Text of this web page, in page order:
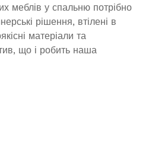
меблів у спальню потрібно
рішення, втілені в
матеріали та
що і робить наша